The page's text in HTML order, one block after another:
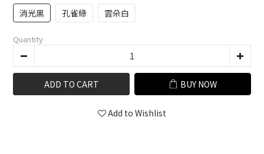
消光黑 孔雀綠 雲朵白
Quantity
ADD TO CART BUY NOW
Add to Wishlist